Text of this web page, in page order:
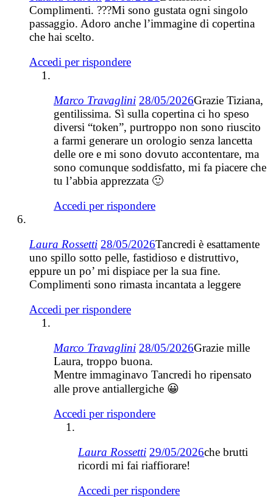
Complimenti. ???Mi sono gustata ogni singolo
passaggio. Adoro anche l’immagine di copertina
che hai scelto.
Accedi per rispondere
Marco Travaglini 28/05/2026Grazie Tiziana,
gentilissima. Sì sulla copertina ci ho speso
diversi “token”, purtroppo non sono riuscito
a farmi generare un orologio senza lancetta
delle ore e mi sono dovuto accontentare, ma
sono comunque soddisfatto, mi fa piacere che
tu l’abbia apprezzata 🙂
Accedi per rispondere
Laura Rossetti 28/05/2026Tancredi è esattamente
uno spillo sotto pelle, fastidioso e distruttivo,
eppure un po’ mi dispiace per la sua fine.
Complimenti sono rimasta incantata a leggere
Accedi per rispondere
Marco Travaglini 28/05/2026Grazie mille
Laura, troppo buona.
Mentre immaginavo Tancredi ho ripensato
alle prove antiallergiche 😀
Accedi per rispondere
Laura Rossetti 29/05/2026che brutti
ricordi mi fai riaffiorare!
Accedi per rispondere